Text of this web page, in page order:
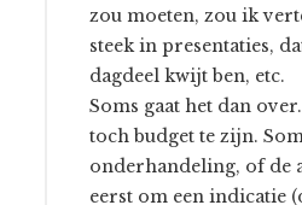
zou moeten, zou ik
steek in presentaties,
dagdeel kwijt ben, etc.
Soms gaat het dan
toch budget te zijn.
onderhandeling, of de
eerst om een indicatie